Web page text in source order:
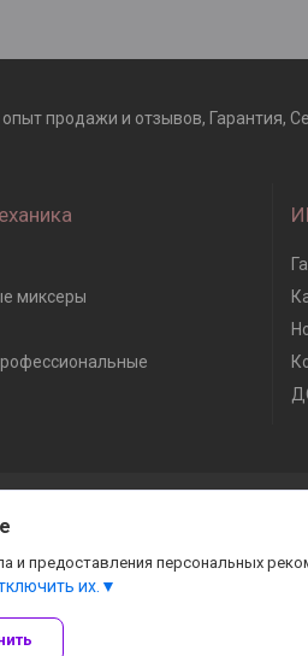
продажи и отзывов, Гарантия,
миксеры
и предоставления персональных
их.